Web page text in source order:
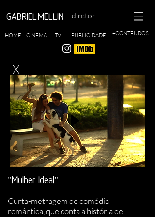
GABRIEL MELLIN | diretor
HOME CINEMA TV PUBLICIDADE +CONTEÚDOS
X
"Mulher Ideal"
Curta-metragem de comédia
romântica, que conta a história de